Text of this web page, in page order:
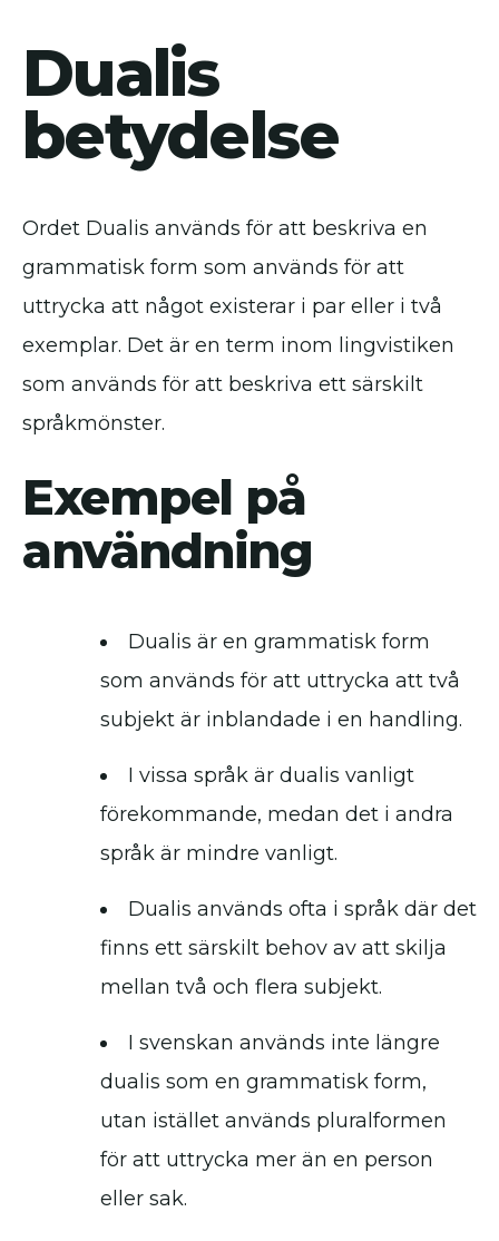
Dualis
betydelse
Ordet Dualis används för att beskriva en
grammatisk form som används för att
uttrycka att något existerar i par eller i två
exemplar. Det är en term inom lingvistiken
som används för att beskriva ett särskilt
språkmönster.
Exempel på
användning
Dualis är en grammatisk form
som används för att uttrycka att två
subjekt är inblandade i en handling.
I vissa språk är dualis vanligt
förekommande, medan det i andra
språk är mindre vanligt.
Dualis används ofta i språk där det
finns ett särskilt behov av att skilja
mellan två och flera subjekt.
I svenskan används inte längre
dualis som en grammatisk form,
utan istället används pluralformen
för att uttrycka mer än en person
eller sak.